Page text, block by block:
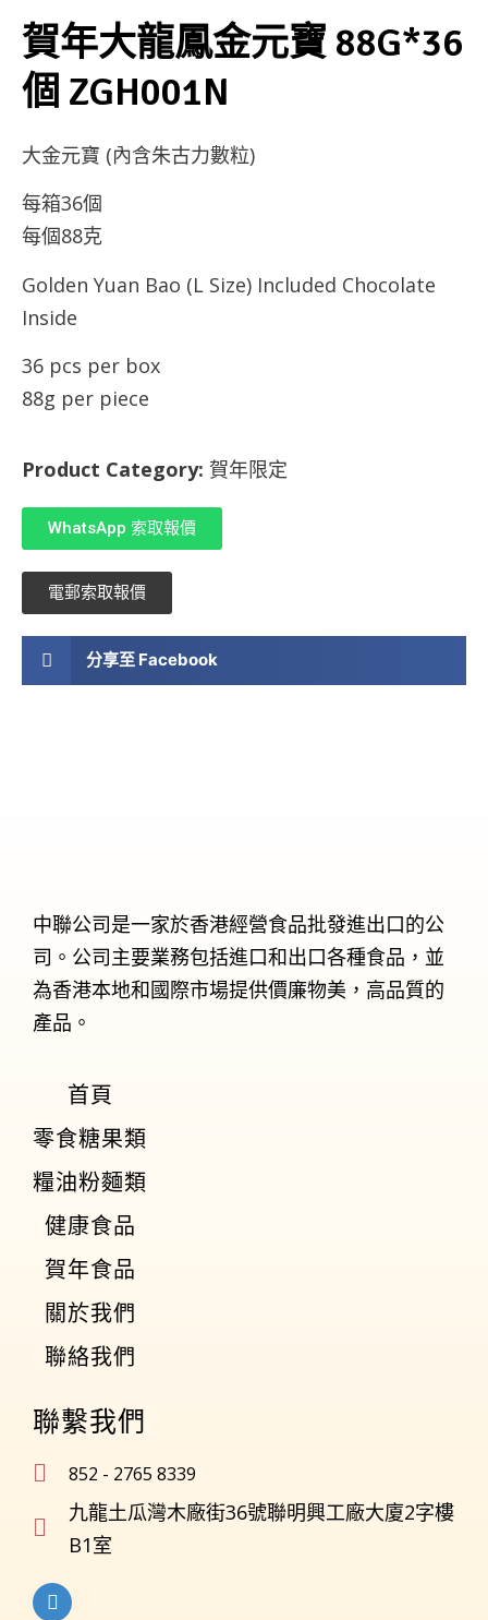
賀年大龍鳳金元寶 88G*36
個 ZGH001N
大金元寶 (內含朱古力數粒)
每箱36個
每個88克
Golden Yuan Bao (L Size) Included Chocolate
Inside
36 pcs per box
88g per piece
Product Category: 賀年限定
WhatsApp 索取報價
電郵索取報價
分享至 Facebook
中聯公司是一家於香港經營食品批發進出口的公
司。公司主要業務包括進口和出口各種食品，並
為香港本地和國際市場提供價廉物美，高品質的
產品。
首頁
零食糖果類
糧油粉麵類
健康食品
賀年食品
關於我們
聯絡我們
聯繫我們
852 - 2765 8339
九龍土瓜灣木廠街36號聯明興工廠大廈2字樓
B1室